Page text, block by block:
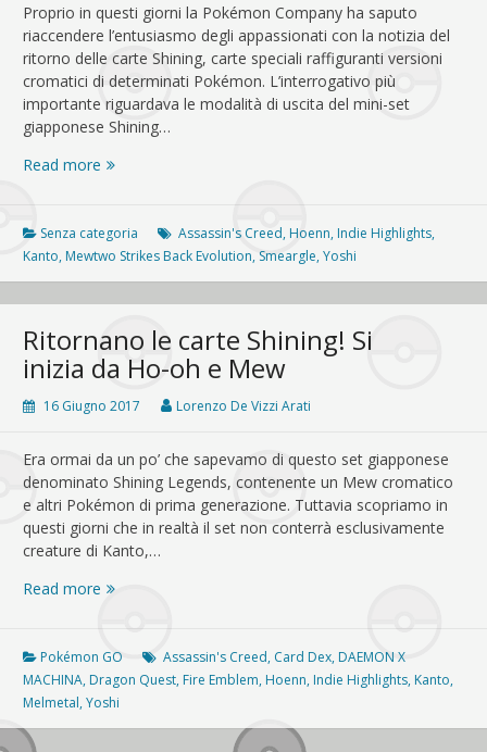
Proprio in questi giorni la Pokémon Company ha saputo
riaccendere l’entusiasmo degli appassionati con la notizia del
ritorno delle carte Shining, carte speciali raffiguranti versioni
cromatici di determinati Pokémon. L’interrogativo più
importante riguardava le modalità di uscita del mini-set
giapponese Shining…
Read more Il
Legends
arriverà
anche
in
Senza categoria Assassin's Creed, Hoenn, Indie Highlights,
Kanto, Mewtwo Strikes Back Evolution, Smeargle,Yoshi
Ritornano le carte Shining! Si
inizia da Ho-oh e Mew
16 Giugno 2017 Lorenzo De Vizzi Arati
Era ormai da un po’ che sapevamo di questo set giapponese
denominato Shining Legends, contenente un Mew cromatico
e altri Pokémon di prima generazione. Tuttavia scopriamo in
questi giorni che in realtà il set non conterrà esclusivamente
creature di Kanto,…
Read more Ritornano
carte
Shining!
Si
inizia
da
Pokémon GO Assassin's Creed, Card Dex, DAEMON X
MACHINA, Dragon Quest, Fire Emblem, Hoenn, Indie Highlights, Kanto,
Melmetal,Yoshi